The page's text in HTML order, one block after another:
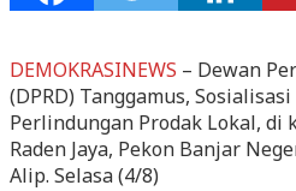
DEMOKRASINEWS – Dewan
(DPRD) Tanggamus,
Perlindungan Prodak Lokal, di
Raden Jaya, Pekon Banjar
Alip. Selasa (4/8)